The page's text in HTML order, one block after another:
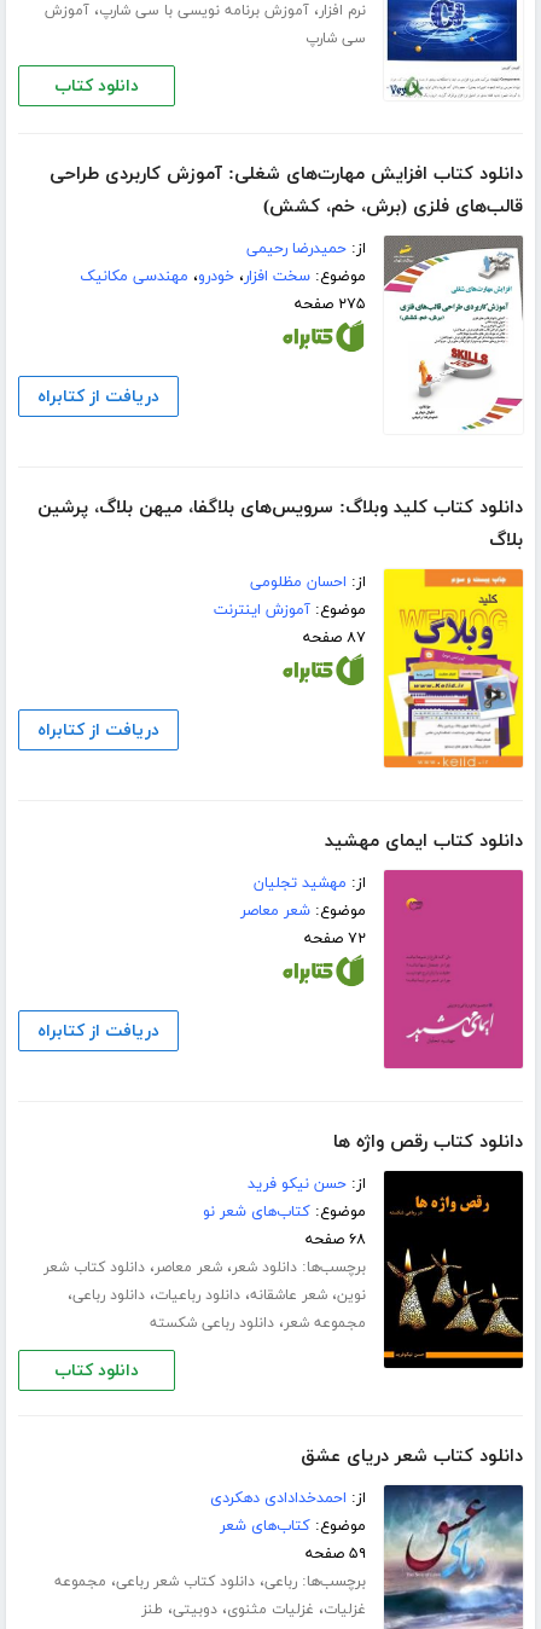
نرم افزار،آموزش برنامه نویسی با سی شارپ،آموزش
سی شارپ
دانلود کتاب
دانلود کتاب افزایش مهارت‌های شغلی: آموزش کاربردی طراحی
قالب‌های فلزی (برش، خم، کشش)
از:حمیدرضا رحیمی
موضوع:سخت افزار،خودرو، مهندسی مکانیک
۲۷۵ صفحه
دریافت از کتابراه
دانلود کتاب کلید وبلاگ: سرویس‌های بلاگفا، میهن بلاگ، پرشین
بلاگ
از: احسان مظلومی
موضوع:آموزش اینترنت
۸۷ صفحه
دریافت از کتابراه
دانلود کتاب ایمای مهشید
از: مهشید تجلیان
موضوع:شعر معاصر
۷۲ صفحه
دریافت از کتابراه
دانلود کتاب رقص واژه ها
از:حسن نیکو فرید
موضوع:کتاب‌های شعر نو
۶۸ صفحه
برچسب‌ها:دانلود شعر،شعر معاصر،دانلود کتاب شعر
نوین،شعر عاشقانه،دانلود رباعیات،دانلود رباعی،
مجموعه شعر،دانلود رباعی شکسته
دانلود کتاب
دانلود کتاب شعر دریای عشق
از: احمدخدادادی دهکردی
موضوع:کتاب‌های شعر
۵۹ صفحه
برچسب‌ها:رباعی،دانلود کتاب شعر رباعی، مجموعه
غزلیات، غزلیات مثنوی،دوبیتی، طنز